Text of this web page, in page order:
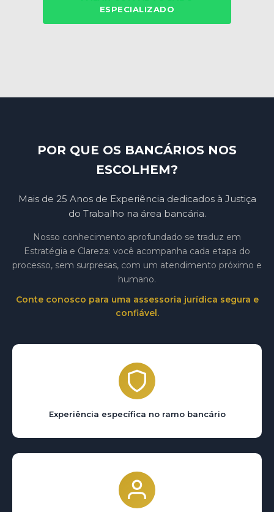
ESPECIALIZADO
POR QUE OS BANCÁRIOS NOS
ESCOLHEM?
Mais de 25 Anos de Experiência dedicados à Justiça
do Trabalho na área bancária.
Nosso conhecimento aprofundado se traduz em
Estratégia e Clareza: você acompanha cada etapa do
processo, sem surpresas, com um atendimento próximo e
humano.
Conte conosco para uma assessoria jurídica segura e
confiável.
Experiência específica no ramo bancário